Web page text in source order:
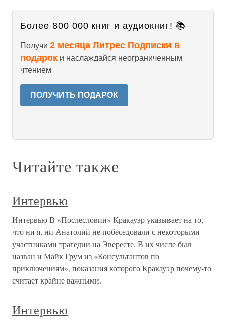
Более 800 000 книг и аудиокниг! 📚
Получи 2 месяца Литрес Подписки в
подарок и наслаждайся неограниченным
чтением
ПОЛУЧИТЬ ПОДАРОК
Читайте также
Интервью
Интервью В «Послесловии» Кракауэр указывает на то,
что ни я, ни Анатолий не побеседовали с некоторыми
участниками трагедии на Эвересте. В их числе был
назван и Майк Грум из «Консультантов по
приключениям», показания которого Кракауэр почему-то
считает крайне важными.
Интервью